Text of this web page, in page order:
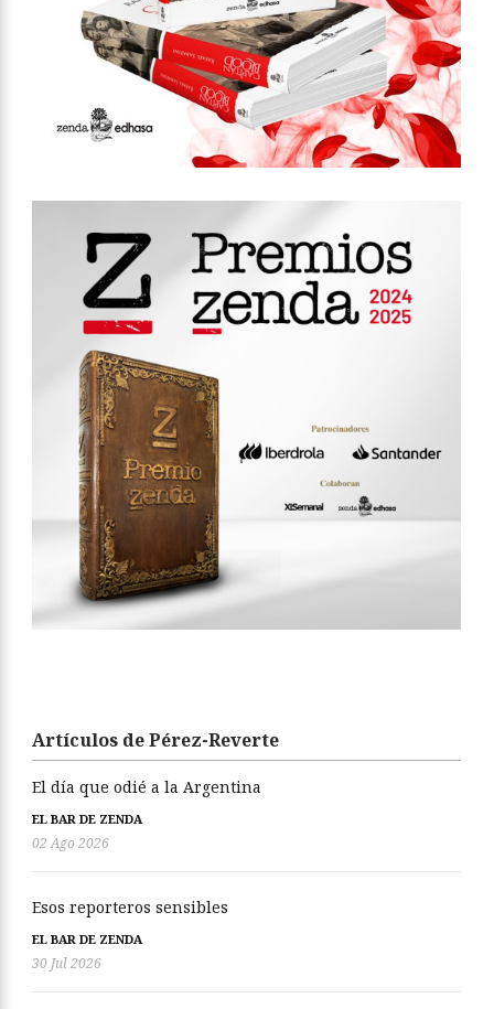
Artículos de Pérez-Reverte
El día que odié a la Argentina
EL BAR DE ZENDA
02 Ago 2026
Esos reporteros sensibles
EL BAR DE ZENDA
30 Jul 2026